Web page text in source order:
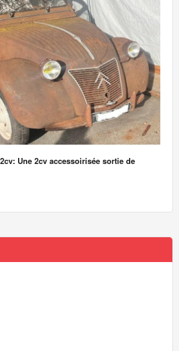
Une 2cv accessoirisée sortie de